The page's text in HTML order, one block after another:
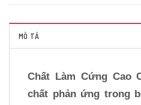
MÔ TẢ
Chất Làm Cứng Cao
chất phản ứng trong